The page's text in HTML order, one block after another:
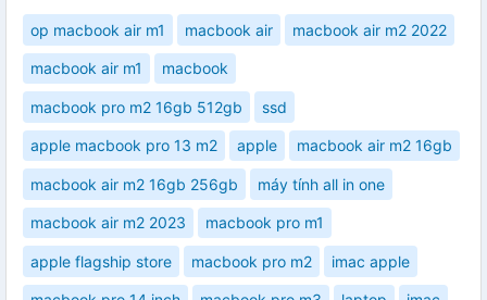
op macbook air m1 macbook air macbook air m2 2022
macbook air m1 macbook
macbook pro m2 16gb 512gb ssd
apple macbook pro 13 m2 apple macbook air m2 16gb
macbook air m2 16gb 256gb máy tính all in one
macbook air m2 2023 macbook pro m1
apple flagship store macbook pro m2 imac apple